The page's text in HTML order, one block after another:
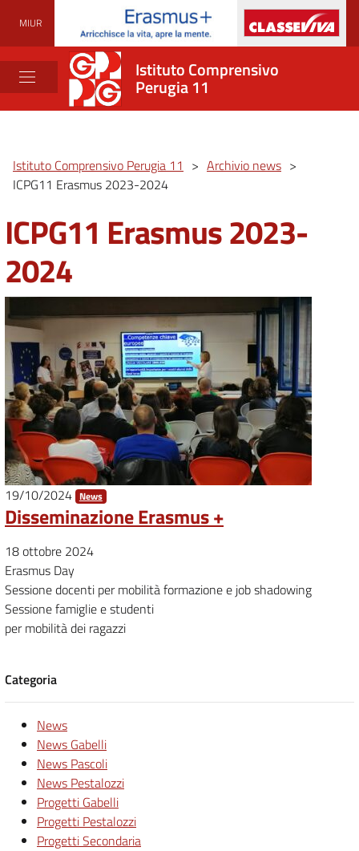
MIUR
Istituto Comprensivo
Perugia 11
Istituto Comprensivo Perugia 11 > Archivio news >
ICPG11 Erasmus 2023-2024
ICPG11 Erasmus 2023-
2024
19/10/2024 News
Disseminazione Erasmus +
18 ottobre 2024
Erasmus Day
Sessione docenti per mobilità formazione e job shadowing
Sessione famiglie e studenti
per mobilità dei ragazzi
Categoria
News
News Gabelli
News Pascoli
News Pestalozzi
Progetti Gabelli
Progetti Pestalozzi
Progetti Secondaria